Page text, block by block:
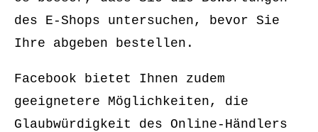
des E-Shops untersuchen, bevor Sie
Ihre abgeben bestellen.
Facebook bietet Ihnen zudem
geeignetere Möglichkeiten, die
Glaubwürdigkeit des Online-Händlers